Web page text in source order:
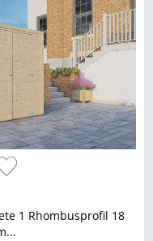
1 Rhombusprofil 18